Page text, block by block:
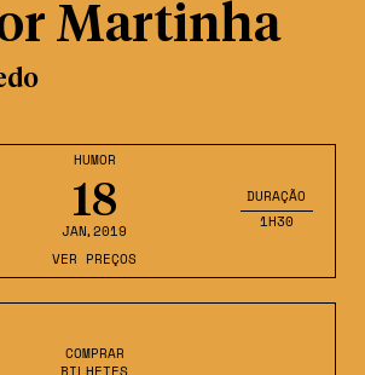
HUMOR
18
JAN,2019
DURAÇÃO
1H30
VER PREÇOS
COMPRAR
Martinha